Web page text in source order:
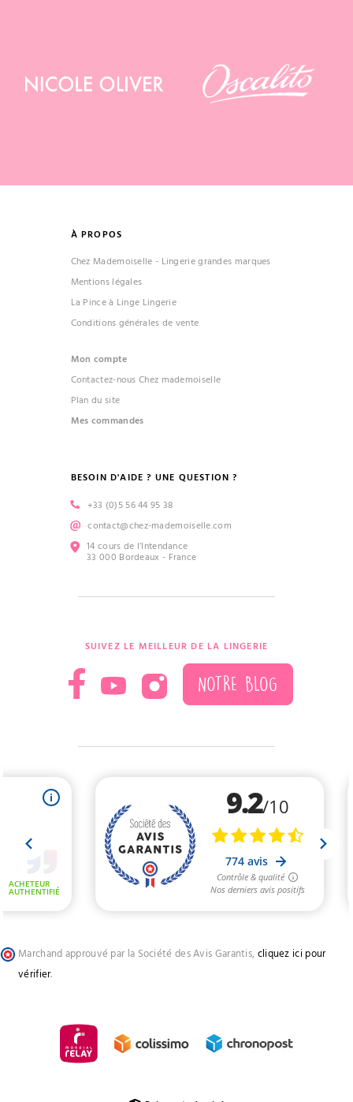
À PROPOS
Chez Mademoiselle - Lingerie grandes marques
Mentions légales
La Pince à Linge Lingerie
Conditions générales de vente
Mon compte
Contactez-nous Chez mademoiselle
Plan du site
Mes commandes
BESOIN D'AIDE ? UNE QUESTION ?
+33 (0)5 56 44 95 38
contact@chez-mademoiselle.com
14 cours de l’Intendance
33 000 Bordeaux - France
SUIVEZ LE MEILLEUR DE LA LINGERIE
NOTRE BLOG
Marchand approuvé par la Société des Avis Garantis, cliquez ici pour
vérifier.